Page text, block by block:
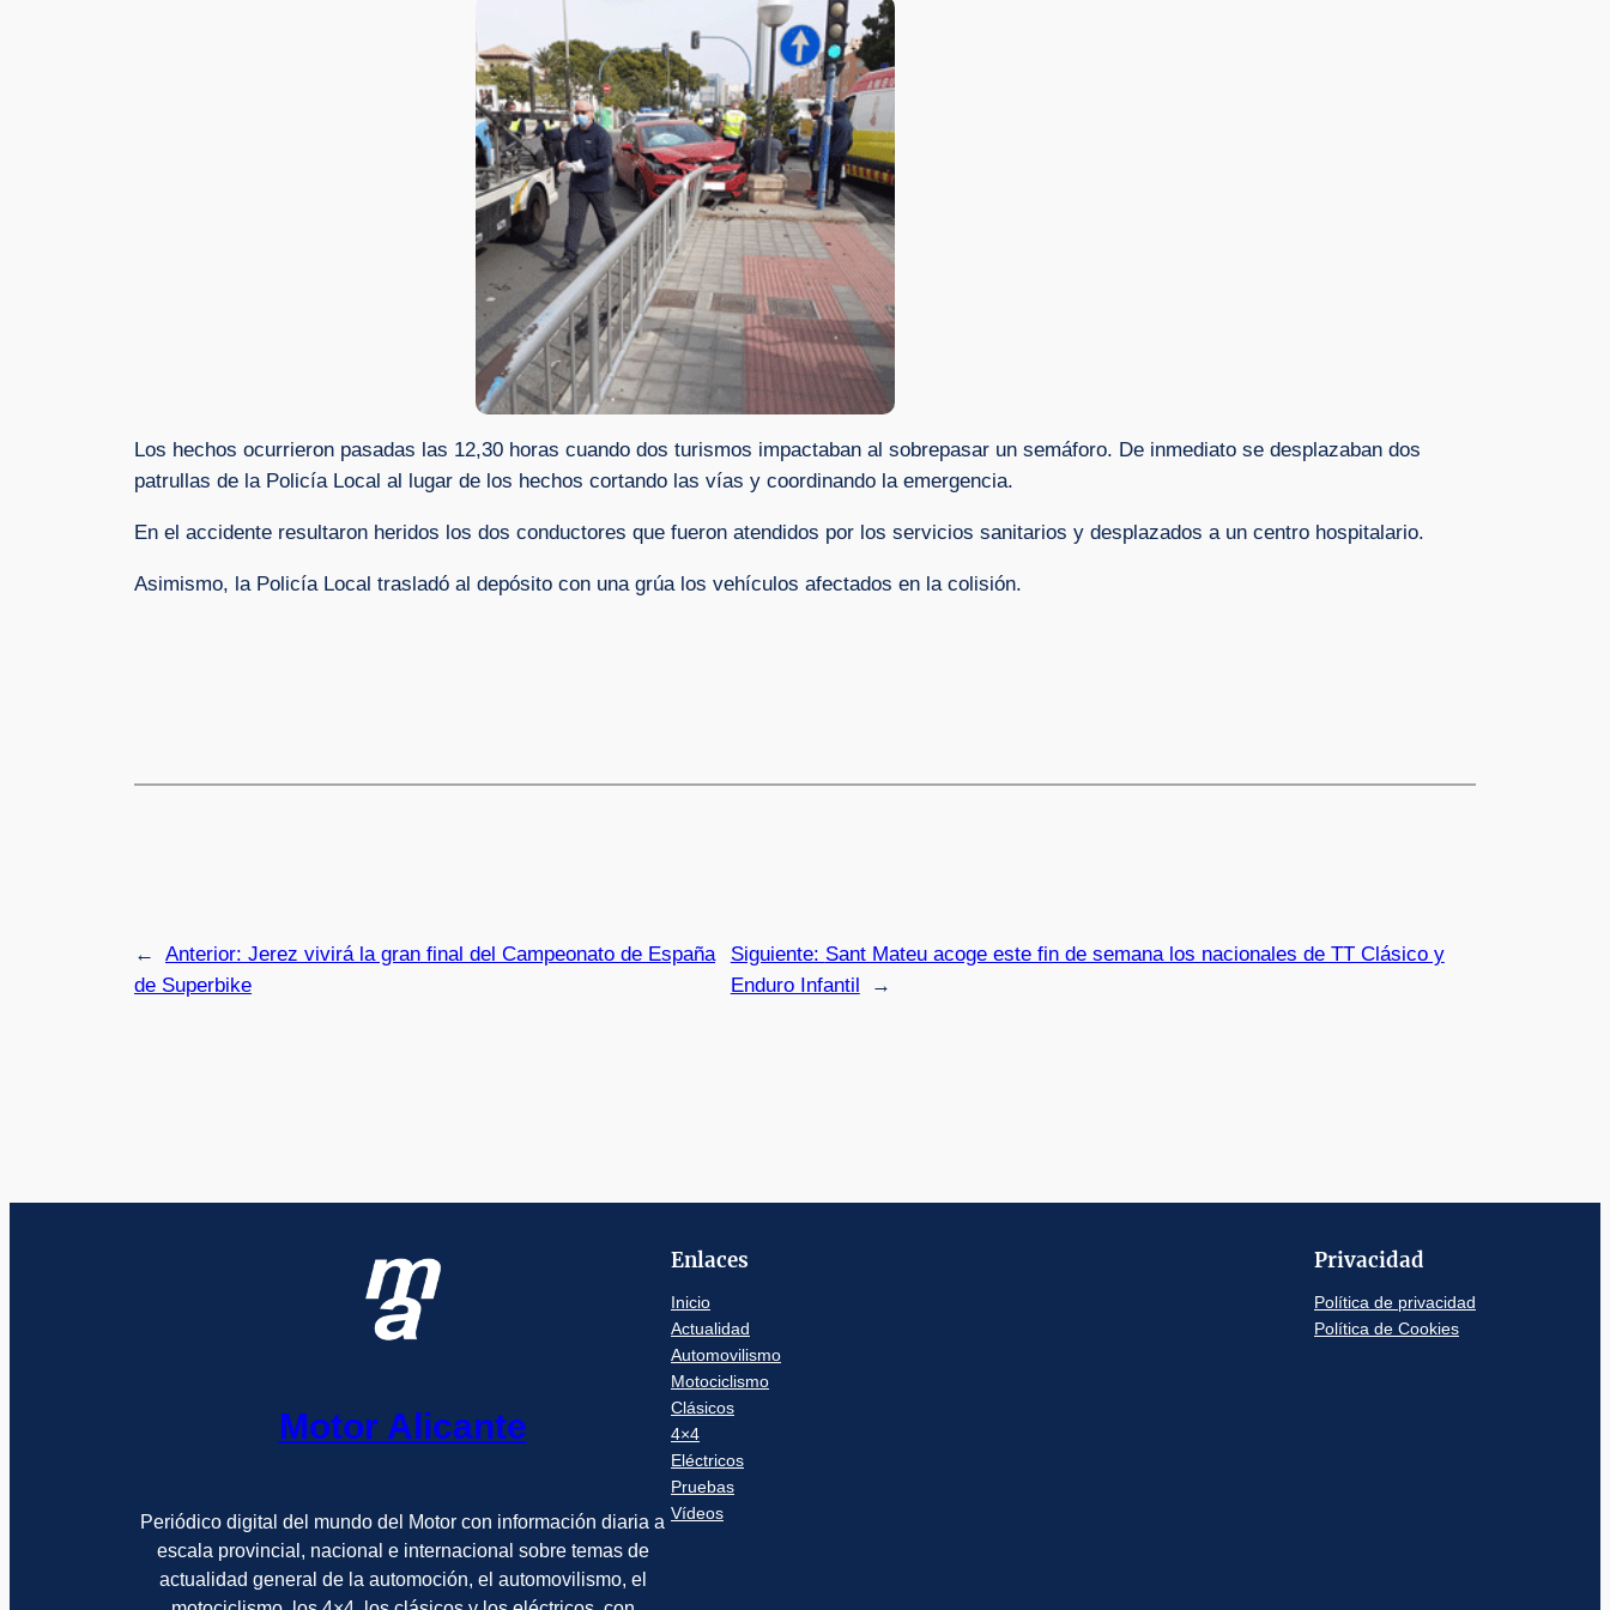
Los hechos ocurrieron pasadas las 12,30 horas cuando dos turismos impactaban al sobrepasar un semáforo. De inmediato se desplazaban dos
patrullas de la Policía Local al lugar de los hechos cortando las vías y coordinando la emergencia.
En el accidente resultaron heridos los dos conductores que fueron atendidos por los servicios sanitarios y desplazados a un centro hospitalario.
Asimismo, la Policía Local trasladó al depósito con una grúa los vehículos afectados en la colisión.
← Anterior: Jerez vivirá la gran final del Campeonato de España
de Superbike
Siguiente: Sant Mateu acoge este fin de semana los nacionales de TT Clásico y
Enduro Infantil
→
Motor Alicante
Periódico digital del mundo del Motor con información diaria a
escala provincial, nacional e internacional sobre temas de
actualidad general de la automoción, el automovilismo, el
Enlaces
Inicio
Actualidad
Automovilismo
Motociclismo
Clásicos
4×4
Eléctricos
Pruebas
Vídeos
Privacidad
Política de privacidad
Política de Cookies